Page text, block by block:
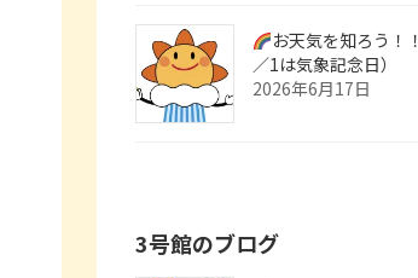
お天気を知ろう！！
／1は気象記念日）
2026年6月17日
3号館のブログ